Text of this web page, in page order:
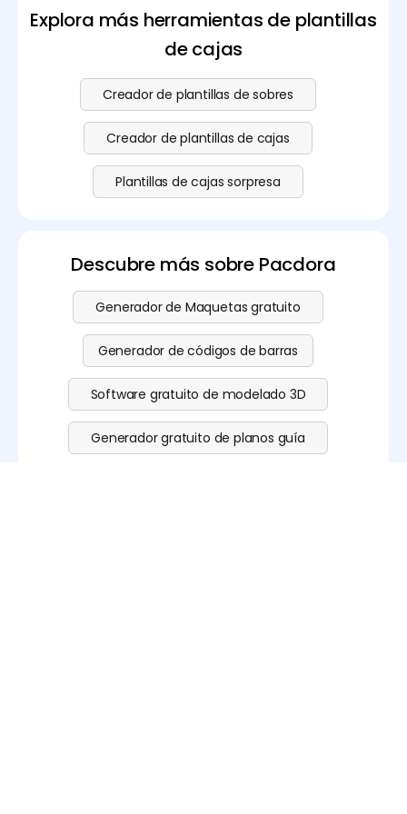
página de precios
para obtener plantillas y
funciones más avanzadas.
Explora más herramientas de plantillas
de cajas
Creador de plantillas de sobres
Creador de plantillas de cajas
Plantillas de cajas sorpresa
Descubre más sobre Pacdora
Generador de Maquetas gratuito
Generador de códigos de barras
Software gratuito de modelado 3D
Generador gratuito de planos guía